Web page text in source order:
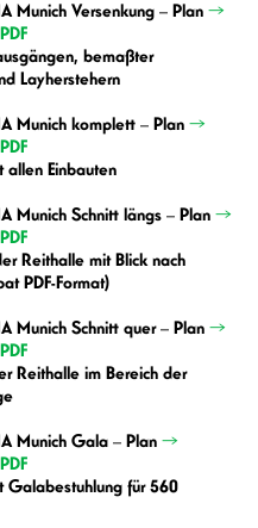
Munich Versenkung – Plan →
bemaßter
Layherstehern
Munich komplett – Plan →
allen Einbauten
Munich Schnitt längs – Plan →
Reithalle mit Blick nach
PDF-Format)
Munich Schnitt quer – Plan →
Reithalle im Bereich der
Munich Gala – Plan →
Galabestuhlung für 560